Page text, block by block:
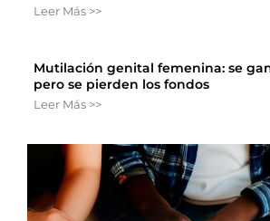
Leer Más >>
Mutilación genital femenina: se
pero se pierden los fondos
Leer Más >>